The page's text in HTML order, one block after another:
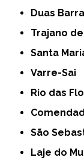
Duas
Trajano
Santa
Varre-Sai
Rio das
São
Laje do